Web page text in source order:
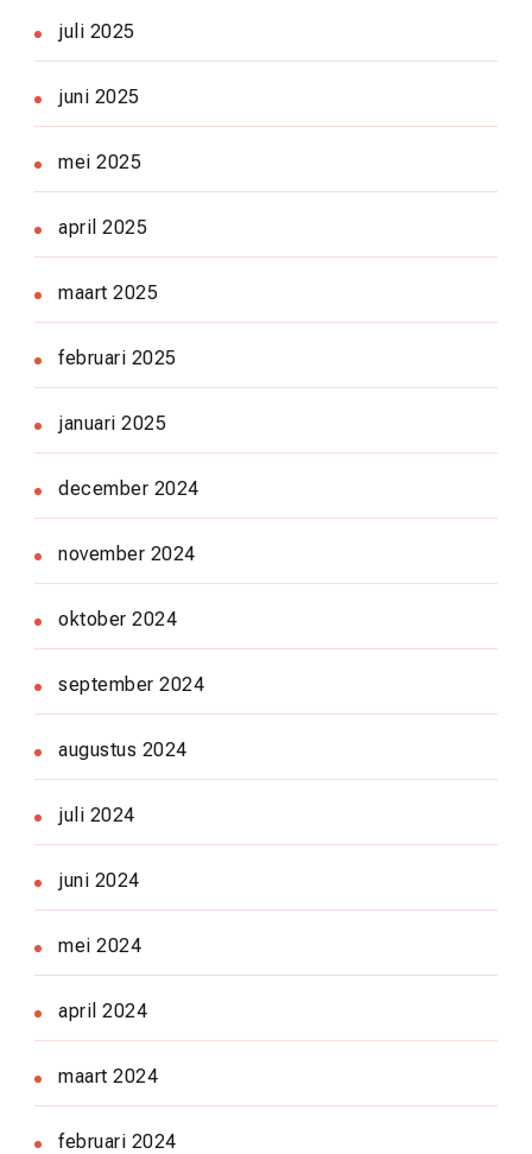
juli 2025
juni 2025
mei 2025
april 2025
maart 2025
februari 2025
januari 2025
december 2024
november 2024
oktober 2024
september 2024
augustus 2024
juli 2024
juni 2024
mei 2024
april 2024
maart 2024
februari 2024